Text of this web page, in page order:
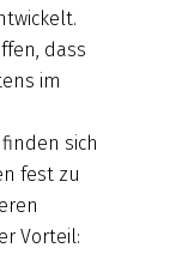
dass
im
sich
fest zu
Vorteil: